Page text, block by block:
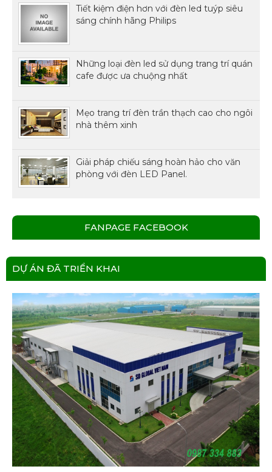
Tiết kiệm điện hơn với đèn led tuýp siêu
sáng chính hãng Philips
Những loại đèn led sử dụng trang trí quán
cafe được ưa chuộng nhất
Mẹo trang trí đèn trần thạch cao cho ngôi
nhà thêm xinh
Giải pháp chiếu sáng hoàn hảo cho văn
phòng với đèn LED Panel.
FANPAGE FACEBOOK
DỰ ÁN ĐÃ TRIỂN KHAI